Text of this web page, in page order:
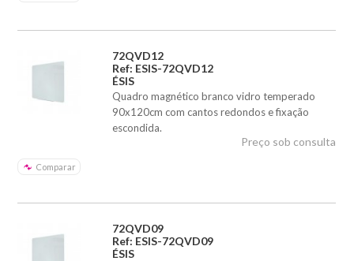
72QVD12
Ref: ESIS-72QVD12
ÉSIS
Quadro magnético branco vidro temperado
90x120cm com cantos redondos e fixação
escondida.
Comparar
Preço sob consulta
72QVD09
Ref: ESIS-72QVD09
ÉSIS